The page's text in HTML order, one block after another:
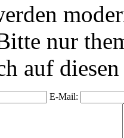
nur
auf
E-Mail: